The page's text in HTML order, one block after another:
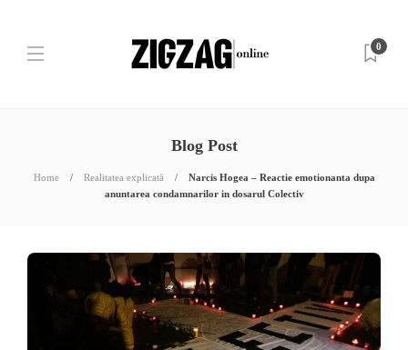
0
Blog Post
Home Realitatea explicată
Narcis Hogea – Reactie emotionanta dupa
anuntarea condamnarilor in dosarul Colectiv